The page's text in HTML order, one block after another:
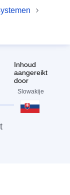
Inhoud
aangereikt
door
Slowakije